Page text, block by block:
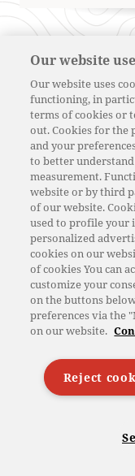
Pain
des
Un
découvrir la
Our website
Our website uses
functioning, in
terms of cookies or
out. Cookies for the
and your
to better
measurement.
website or by third
of our website.
used to profile your
personalized
cookies on our
of cookies You can
customize your
on the buttons
preferences via the
on our website.
Reject